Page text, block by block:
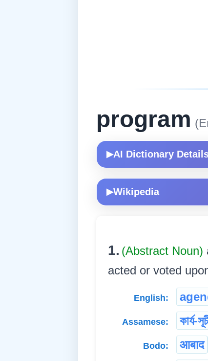
program
▶AI Dictionary
▶Wikipedia
1. (Abstract Noun)
acted or voted upon,
English:
Assamese: কাৰ্য-
Bodo: आबाद